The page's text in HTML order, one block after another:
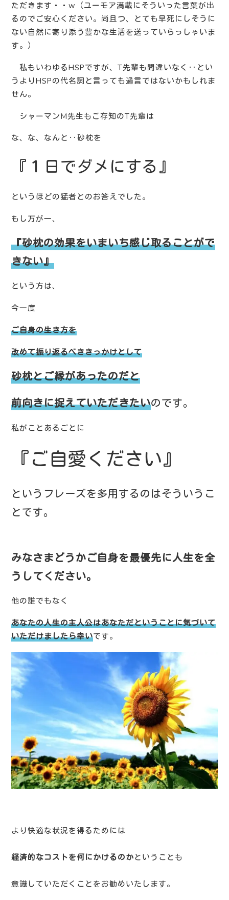
ただきます・・w（ユーモア満載にそういった言葉が出
るのでご安心ください。尚且つ、とても早死にしそうに
ない自然に寄り添う豊かな生活を送っていらっしゃいま
す。）
私もいわゆるHSPですが、T先輩も間違いなく‥とい
うよりHSPの代名詞と言っても過言ではないかもしれま
せん。
シャーマンM先生もご存知のT先輩は
な、な、なんと‥砂枕を
『１日でダメにする』
というほどの猛者とのお答えでした。
もし万が一、
『砂枕の効果をいまいち感じ取ることがで
きない』
という方は、
今一度
ご自身の生き方を
改めて振り返るべききっかけとして
砂枕とご縁があったのだと
前向きに捉えていただきたいのです。
私がことあるごとに
『ご自愛ください』
というフレーズを多用するのはそういうこ
とです。
みなさまどうかご自身を最優先に人生を全
うしてください。
他の誰でもなく
あなたの人生の主人公はあなただということに気づいて
いただけましたら幸いです。
より快適な状況を得るためには
経済的なコストを何にかけるのかということも
意識していただくことをお勧めいたします。